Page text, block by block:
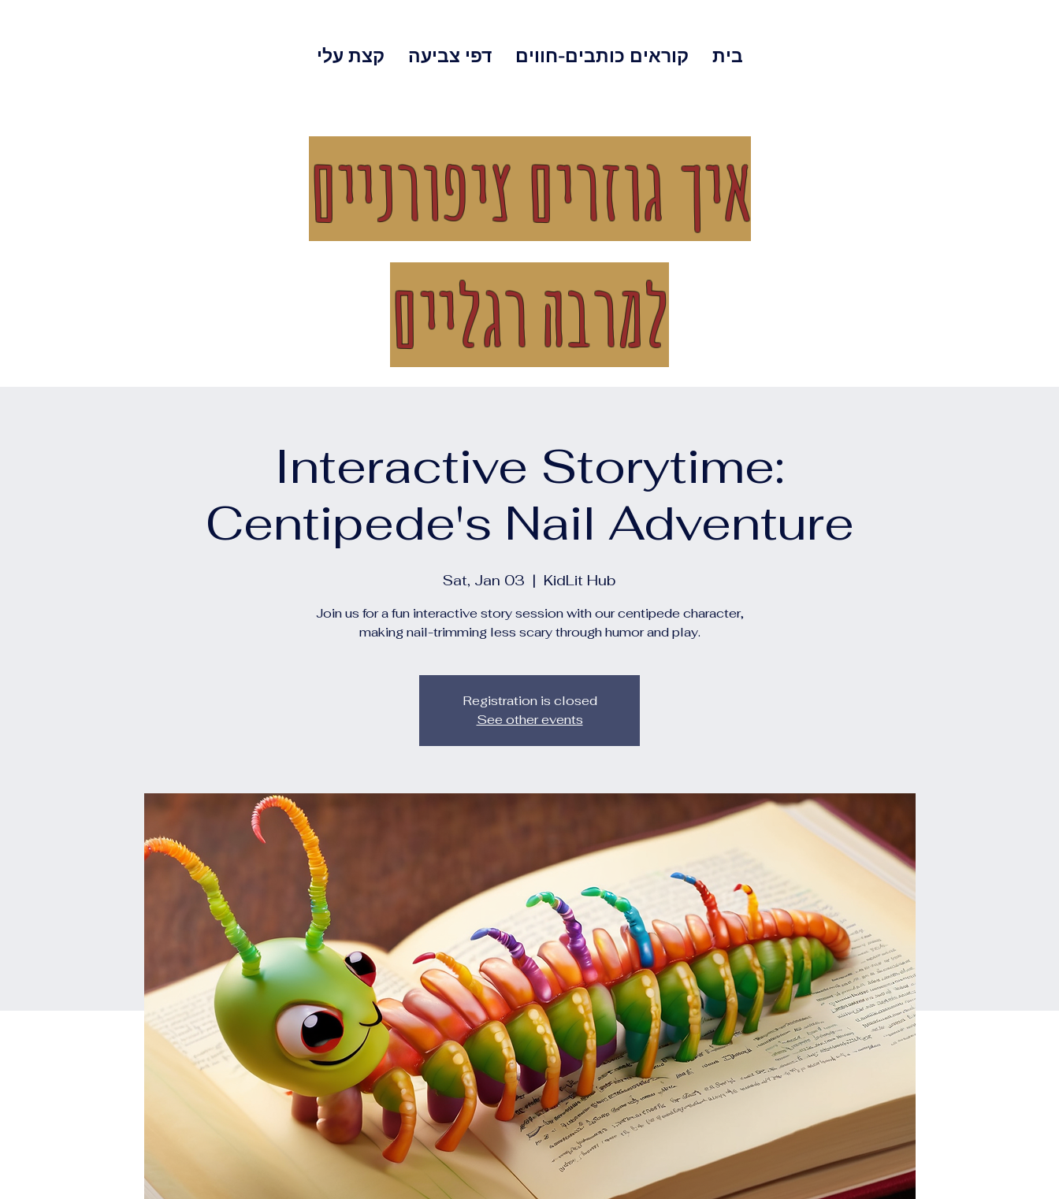
קצת עלי דפי צביעה קוראים כותבים-חווים בית
איך גוזרים ציפורניים
למרבה רגליים
Interactive Storytime:
Centipede's Nail Adventure
Sat, Jan 03
  |
KidLit Hub
Join us for a fun interactive story session with our centipede character,
making nail-trimming less scary through humor and play.
Registration is closed
See other events